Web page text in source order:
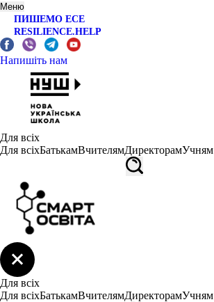
Меню
ПИШЕМО ЕСЕ
RESILIENCE.HELP
Напишіть нам
Для всіх
Для всіхБатькамВчителямДиректорамУчням
Для всіх
Для всіхБатькамВчителямДиректорамУчням